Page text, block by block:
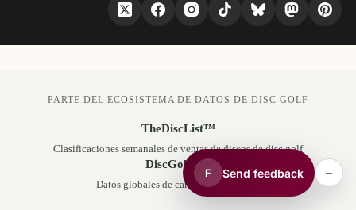
F Send feedback –
PARTE DEL ECOSISTEMA DE DATOS DE DISC GOLF
TheDiscList™
Clasificaciones semanales de ventas de discos de disc golf
DiscGolfAPI
Datos globales de campos de disc golf